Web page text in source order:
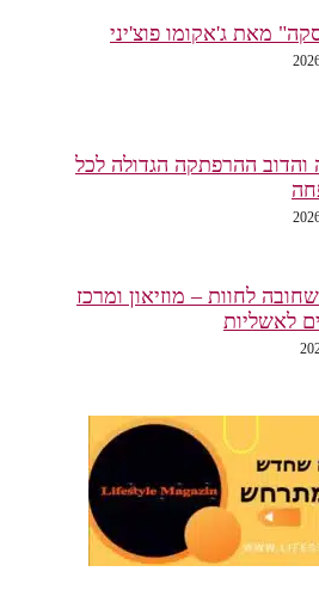
מאת ג'אקומו פוצ'יני
ההרפתקה הגדולה לכל
לחוות – מוזיאון ומרכז